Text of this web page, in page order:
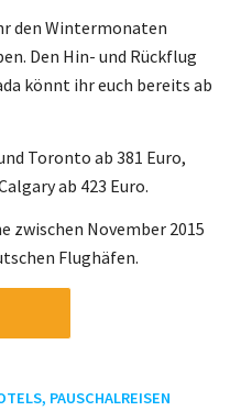
den Wintermonaten
Den Hin- und Rückflug
könnt ihr euch bereits ab
Toronto ab 381 Euro,
ab 423 Euro.
zwischen November 2015
Flughäfen.
, PAUSCHALREISEN